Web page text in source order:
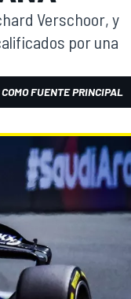
Verschoor, y
por una
FUENTE PRINCIPAL